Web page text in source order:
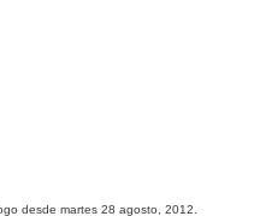
desde martes 28 agosto, 2012.